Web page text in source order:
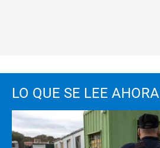
LO QUE SE LEE AHORA